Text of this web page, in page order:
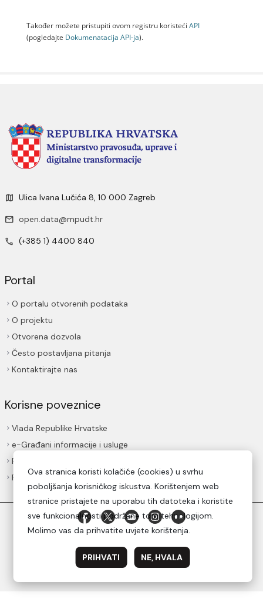
Također možete pristupiti ovom registru koristeći API
(pogledajte Dokumenаtаcijа API-jа).